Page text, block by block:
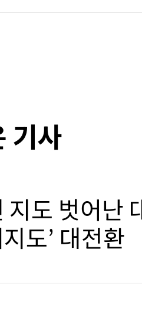
기사
지도 벗어난
도’ 대전환